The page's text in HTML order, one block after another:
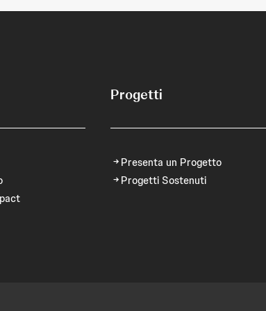
Progetti
Presenta un Progetto
Progetti Sostenuti